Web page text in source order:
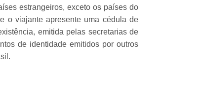
estrangeiros, exceto os países do
o viajante apresente uma cédula de
emitida pelas secretarias de
de identidade emitidos por outros